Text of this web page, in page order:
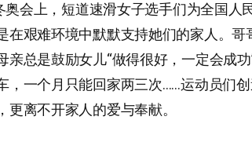
奥会上，短道速滑女子选手们为全国人
在艰难环境中默默支持她们的家人。哥
亲总是鼓励女儿“做得很好，一定会成
，一个月只能回家两三次……运动员们
离不开家人的爱与奉献。